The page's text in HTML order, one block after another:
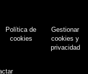
Política de
cookies
Gestionar
cookies y
privacidad